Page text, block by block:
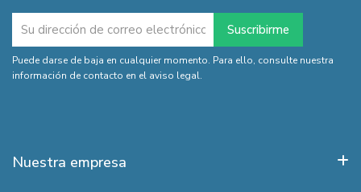
Puede darse de baja en cualquier momento. Para ello, consulte nuestra
información de contacto en el aviso legal.
Nuestra empresa